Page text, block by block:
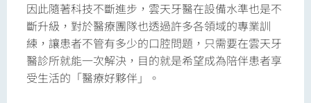
因此隨著科技不斷進步，雲天牙醫在設備水準也是不
斷升級，對於醫療團隊也透過許多各領域的專業訓
練，讓患者不管有多少的口腔問題，只需要在雲天牙
醫診所就能一次解決， 目的就是希望成為陪伴患者享
受生活的「醫療好夥伴」。